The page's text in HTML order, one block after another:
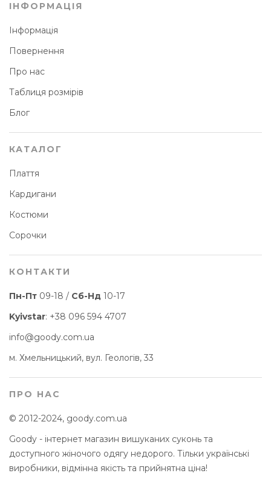
ІНФОРМАЦІЯ
Інформація
Повернення
Про нас
Таблиця розмірів
Блог
КАТАЛОГ
Плаття
Кардигани
Костюми
Сорочки
КОНТАКТИ
Пн-Пт 09-18 / Сб-Нд 10-17
Kyivstar: +38 096 594 4707
info@goody.com.ua
м. Хмельницький, вул. Геологів, 33
ПРО НАС
© 2012-2024, goody.com.ua
Goody - інтернет магазин вишуканих суконь та
доступного жіночого одягу недорого. Тільки українські
виробники, відмінна якість та прийнятна ціна!